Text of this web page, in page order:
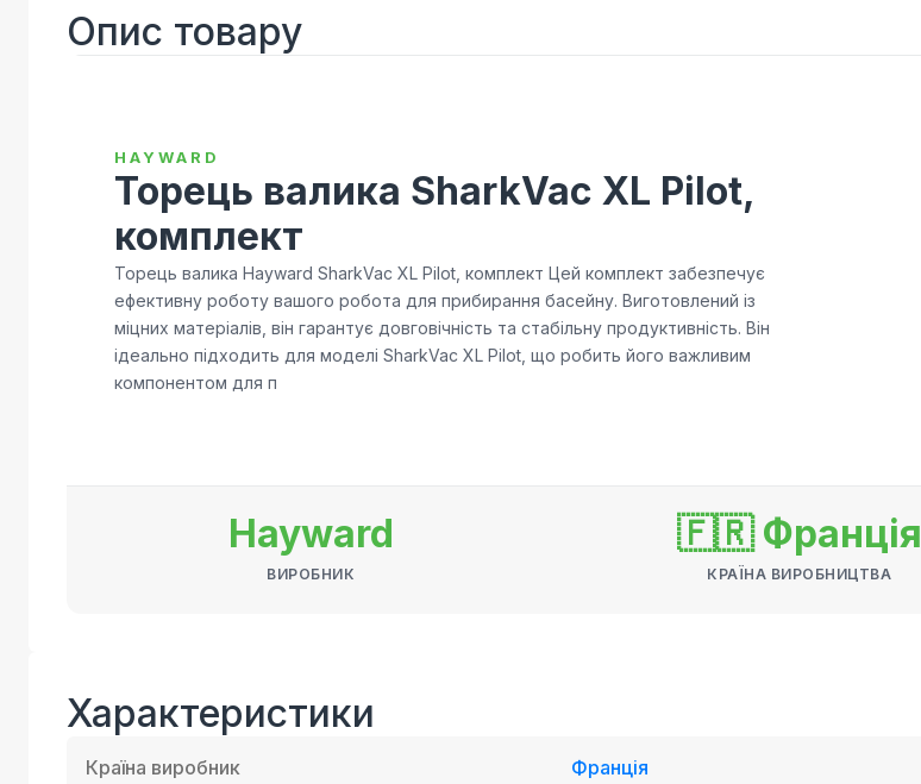
Опис товару
HAYWARD
Торець валика SharkVac XL Pilot,
комплект
Торець валика Hayward SharkVac XL Pilot, комплект Цей комплект забезпечує
ефективну роботу вашого робота для прибирання басейну. Виготовлений із
міцних матеріалів, він гарантує довговічність та стабільну продуктивність. Він
ідеально підходить для моделі SharkVac XL Pilot, що робить його важливим
компонентом для п
Hayward
ВИРОБНИК
🇫🇷 Франція
КРАЇНА ВИРОБНИЦТВА
Характеристики
Країна виробник Франція